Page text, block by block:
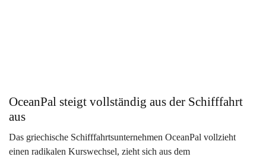
OceanPal steigt vollständig aus der Schifffahrt
aus
Das griechische Schifffahrtsunternehmen OceanPal vollzieht
einen radikalen Kurswechsel, zieht sich aus dem